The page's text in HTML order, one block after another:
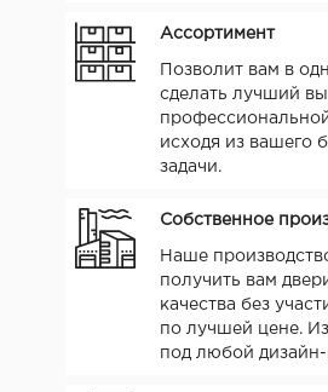
Ассортимент
Позволит вам в
сделать лучший
исходя из вашего
задачи.
Собственное
Наше
получить вам
качества без
по лучшей цене.
под любой дизайн-